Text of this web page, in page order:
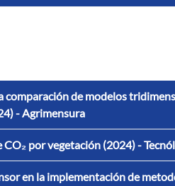
comparación de modelos
- Agrimensura
CO₂ por vegetación (2024) -
en la implementación de